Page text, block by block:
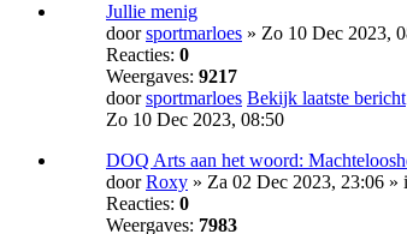
Jullie menig
doorsportmarloes » Zo 10 Dec 2023,
Reacties: 0
Weergaves: 9217
doorsportmarloes Bekijk laatste bericht
Zo 10 Dec 2023, 08:50
DOQ Arts aan het woord:
doorRoxy » Za 02 Dec 2023, 23:06 »
Reacties: 0
Weergaves: 7983